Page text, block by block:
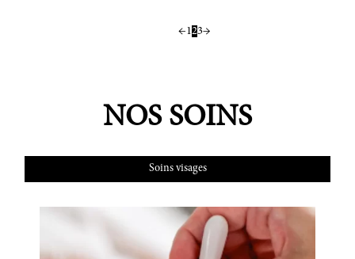
←123→
NOS SOINS
Soins visages